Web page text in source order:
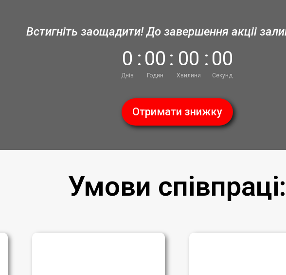
Встигніть заощадити! До завершення акціі
0
Днів
: 00
Годин
: 00
Хвилини
: 00
Секунд
Отримати знижку
Умови співпраці: